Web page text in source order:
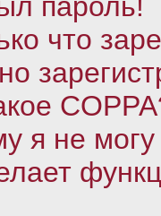
что
я не могу